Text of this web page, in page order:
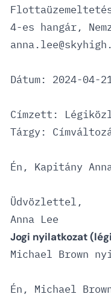
4-es hangár,
Dátum: 2024-04-
Címzett:
Tárgy:
Én, Kapitány
Üdvözlettel,
Jogi nyilatkozat
Michael Brown
Én, Michael